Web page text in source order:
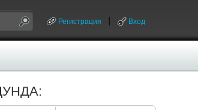
Регистрация Вход